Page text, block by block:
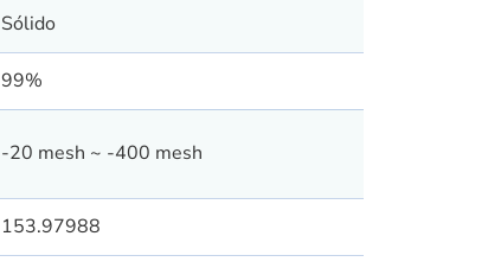
Sólido
99%
-20 mesh ~ -400 mesh
153.97988